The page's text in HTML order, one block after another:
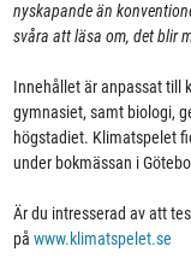
nyskapande än
svåra att läsa om, det blir
Innehållet är anpassat till
gymnasiet, samt biologi,
högstadiet. Klimatspelet
under bokmässan i
Är du intresserad av att
påwww.klimatspelet.se